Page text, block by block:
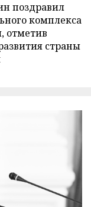
поздравил
комплекса
отметив
страны